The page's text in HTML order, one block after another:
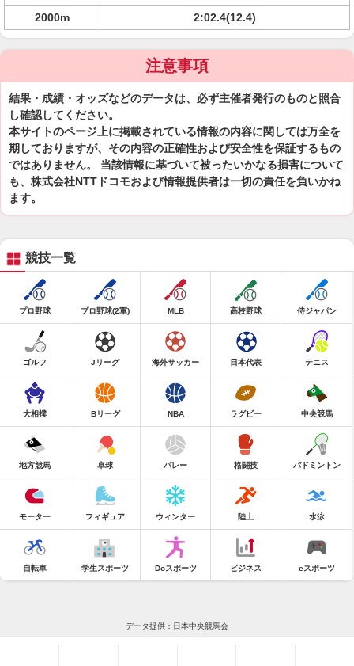
2000m
2:02.4(12.4)
注意事項
結果・成績・オッズなどのデータは、必ず主催者発行のものと照合
し確認してください。
本サイトのページ上に掲載されている情報の内容に関しては万全を
期しておりますが、その内容の正確性および安全性を保証するもの
ではありません。 当該情報に基づいて被ったいかなる損害について
も、株式会社NTTドコモおよび情報提供者は一切の責任を負いかね
ます。
競技一覧
プロ野球 プロ野球(2軍) MLB 高校野球 侍ジャパン
ゴルフ Jリーグ 海外サッカー 日本代表 テニス
大相撲 Bリーグ NBA ラグビー 中央競馬
地方競馬 卓球 バレー 格闘技 バドミントン
モーター フィギュア ウィンター 陸上 水泳
自転車 学生スポーツ Doスポーツ ビジネス eスポーツ
データ提供：日本中央競馬会